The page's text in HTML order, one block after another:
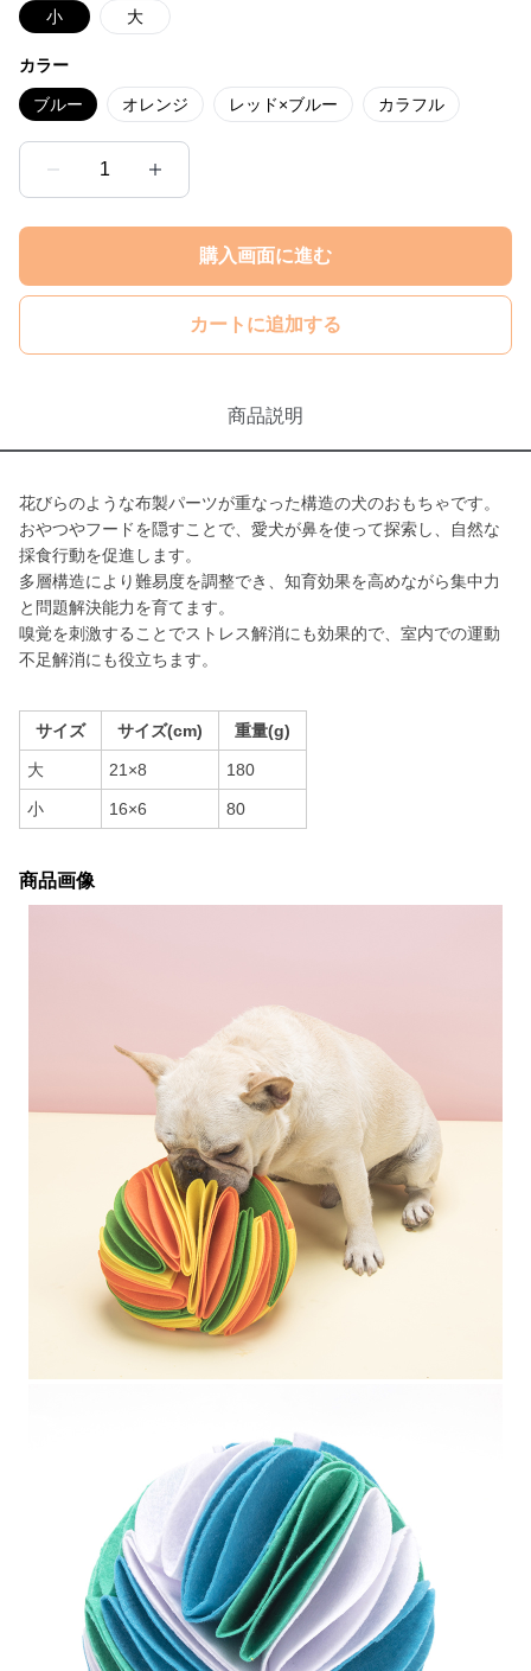
小 大
カラー
ブルー オレンジ レッド×ブルー カラフル
1
購入画面に進む
カートに追加する
商品説明
花びらのような布製パーツが重なった構造の犬のおもちゃです。
おやつやフードを隠すことで、愛犬が鼻を使って探索し、自然な
採食行動を促進します。
多層構造により難易度を調整でき、知育効果を高めながら集中力
と問題解決能力を育てます。
嗅覚を刺激することでストレス解消にも効果的で、室内での運動
不足解消にも役立ちます。
サイズ サイズ(cm) 重量(g)
大 21×8 180
小 16×6 80
商品画像